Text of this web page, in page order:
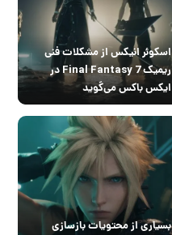
اسکوئر انیکس از مشکلات فنی
ریمیک Final Fantasy 7 در
ایکس باکس می‌گوید
بسیاری از محتویات بازسازی